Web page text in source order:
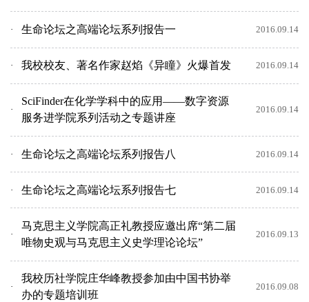
生命论坛之高端论坛系列报告一 2016.09.14
我校校友、著名作家赵焰《异瞳》火爆首发 2016.09.14
SciFinder在化学学科中的应用——数字资源
服务进学院系列活动之专题讲座
2016.09.14
生命论坛之高端论坛系列报告八 2016.09.14
生命论坛之高端论坛系列报告七 2016.09.14
马克思主义学院高正礼教授应邀出席“第二届
唯物史观与马克思主义史学理论论坛”
2016.09.13
我校历社学院庄华峰教授参加由中国书协举
办的专题培训班
2016.09.08